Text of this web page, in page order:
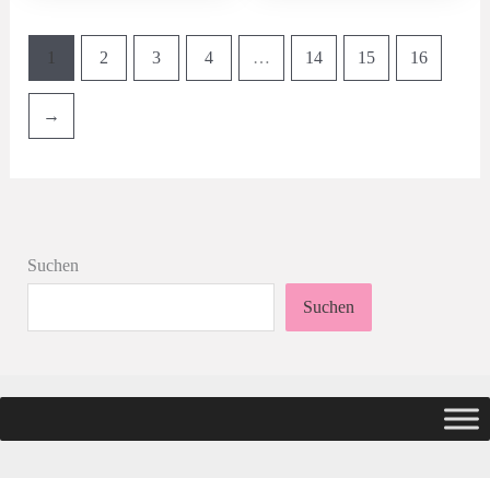
1 2 3 4 … 14 15 16
→
Suchen
Suchen